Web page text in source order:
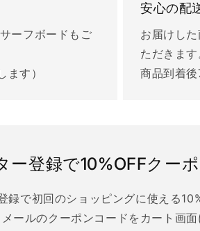
ーフボードもご
す）
安心の配
お届けし
ただきま
商品到着後
ー登録で10%OFFクー
録で初回のショッピングに使える
ールのクーポンコードをカート画面